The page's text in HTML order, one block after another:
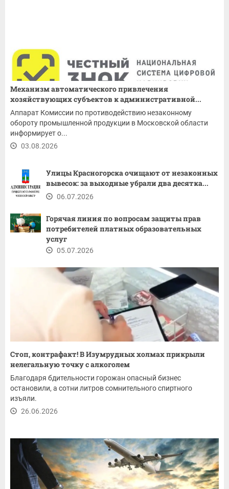
Механизм автоматического привлечения
хозяйствующих субъектов к административной...
Аппарат Комиссии по противодействию незаконному
обороту промышленной продукции в Московской области
информирует о...
03.08.2026
Улицы Красногорска очищают от незаконных
вывесок: за выходные убрали два десятка...
06.07.2026
Горячая линия по вопросам защиты прав
потребителей платных образовательных
услуг
05.07.2026
Стоп, контрафакт! В Изумрудных холмах прикрыли
нелегальную точку с алкоголем
Благодаря бдительности горожан опасный бизнес
остановили, а сотни литров сомнительного спиртного
изъяли.
26.06.2026